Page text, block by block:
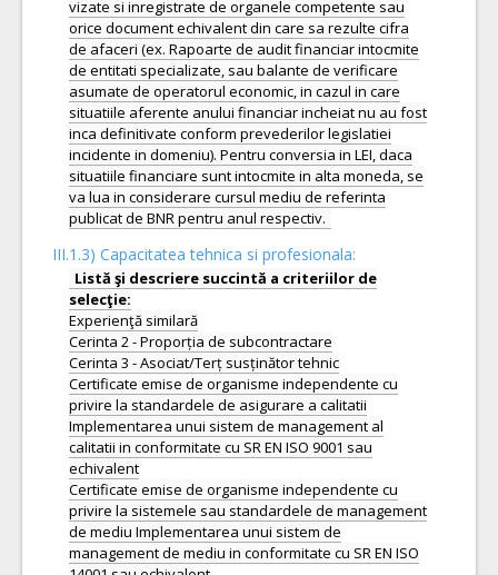
vizate si inregistrate de organele competente sau
orice document echivalent din care sa rezulte cifra
de afaceri (ex. Rapoarte de audit financiar intocmite
de entitati specializate, sau balante de verificare
asumate de operatorul economic, in cazul in care
situatiile aferente anului financiar incheiat nu au fost
inca definitivate conform prevederilor legislatiei
incidente in domeniu). Pentru conversia in LEI, daca
situatiile financiare sunt intocmite in alta moneda, se
va lua in considerare cursul mediu de referinta
III.1.3) Capacitatea tehnica si profesionala:
Listă şi descriere succintă a criteriilor de
Experienţă similară
Cerinta 2 - Proporția de subcontractare
Cerinta 3 - Asociat/Terț susținător tehnic
Certificate emise de organisme independente cu
privire la standardele de asigurare a calitatii
Implementarea unui sistem de management al
calitatii in conformitate cu SR EN ISO 9001 sau
echivalent
Certificate emise de organisme independente cu
privire la sistemele sau standardele de management
de mediu Implementarea unui sistem de
management de mediu in conformitate cu SR EN ISO